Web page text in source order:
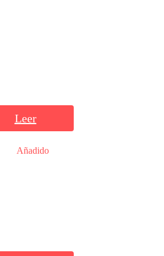
Leer
Añadido